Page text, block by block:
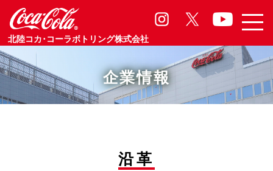
北陸コカ･コーラボトリング株式会社
企業情報
沿革